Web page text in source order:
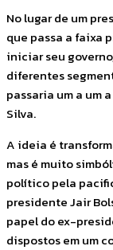
No lugar de um
que passa a faixa
iniciar seu
diferentes
passaria um a um
Silva.
A ideia é
mas é muito
político pela
presidente Jair
papel do ex-
dispostos em um